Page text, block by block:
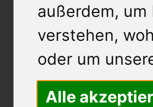
außerdem, um
verstehen,
oder um
Alle